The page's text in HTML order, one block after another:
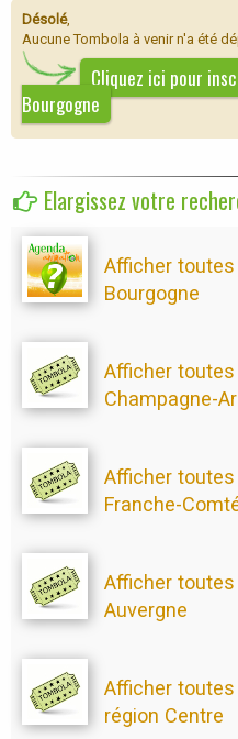
Désolé,
Aucune Tombola à venir n'a été
Cliquez ici pour
Bourgogne
Elargissez votre
Afficher
Bourgogne
Afficher
Champagne-
Afficher
Franche-
Afficher
Auvergne
Afficher
région Centre